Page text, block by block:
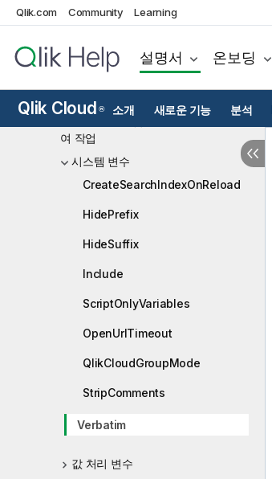
Qlik.com Community Learning
설명서 온보딩
Qlik Cloud ® 소개 새로운 기능 분석
Qlik Cloud Analytics의 분석 소스
스크립트 구문 개요
스크립트 문 및 키워드
여 작업
시스템 변수
CreateSearchIndexOnReload
HidePrefix
HideSuffix
Include
ScriptOnlyVariables
OpenUrlTimeout
QlikCloudGroupMode
StripComments
Verbatim
값 처리 변수